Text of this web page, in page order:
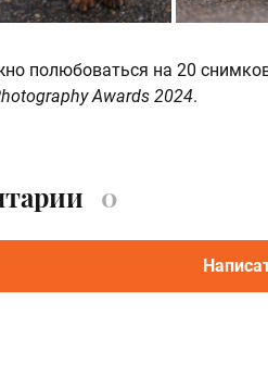
полюбоваться на 20
Awards 2024.
0